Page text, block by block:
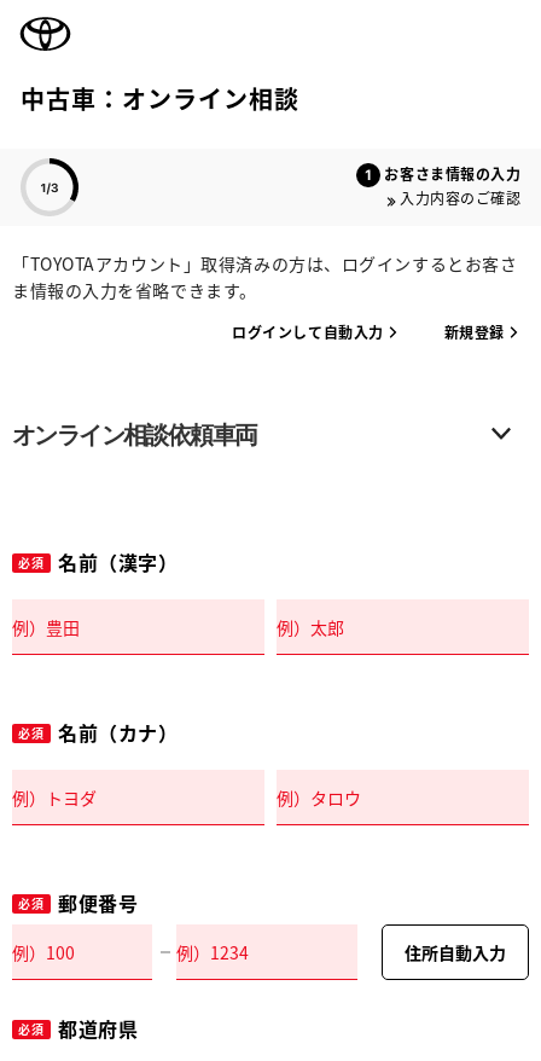
中古車：オンライン相談
お客さま情報の入力
入力内容のご確認
「TOYOTAアカウント」取得済みの方は、ログインするとお客さ
ま情報の入力を省略できます。
ログインして自動入力 新規登録
オンライン相談依頼車両
必須 名前（漢字）
必須 名前（カナ）
必須 郵便番号
住所自動入力
必須 都道府県